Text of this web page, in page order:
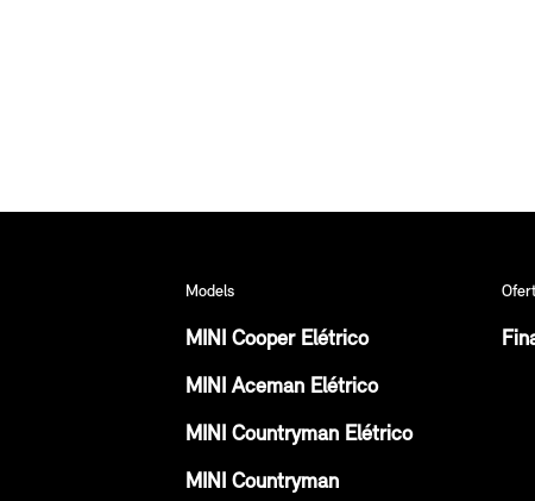
Models
MINI Cooper Elétrico
MINI Aceman Elétrico
MINI Countryman Elétrico
MINI Countryman